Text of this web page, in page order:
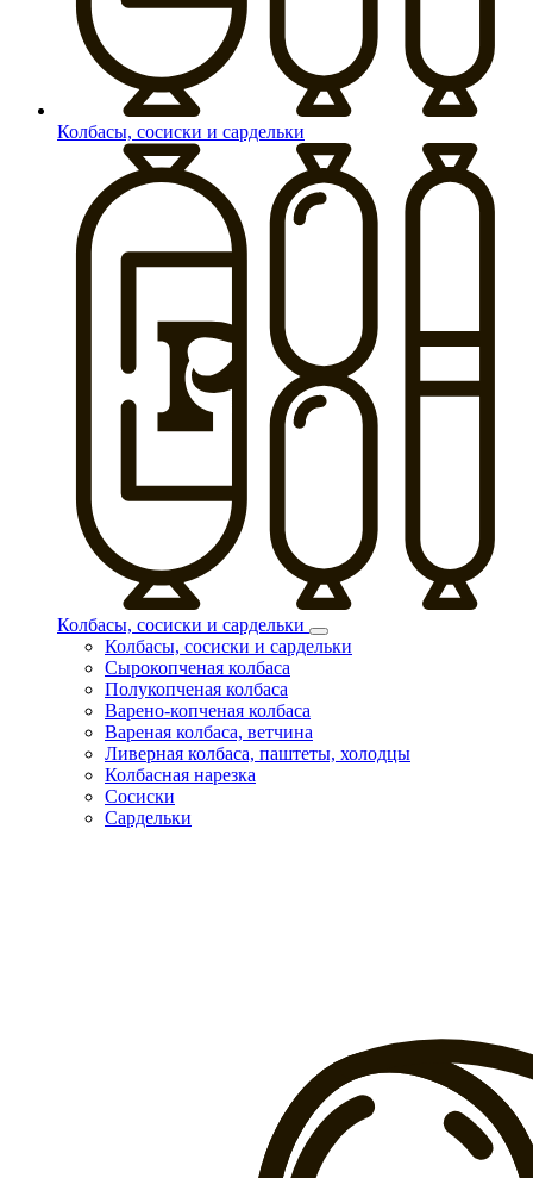
Колбасы, сосиски и сардельки
Колбасы, сосиски и сардельки
Колбасы, сосиски и сардельки
Сырокопченая колбаса
Полукопченая колбаса
Варено-копченая колбаса
Вареная колбаса, ветчина
Ливерная колбаса, паштеты, холодцы
Колбасная нарезка
Сосиски
Сардельки